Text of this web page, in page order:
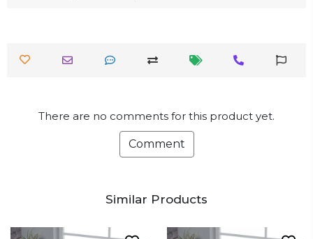
There are no comments for this product yet.
Comment
Similar Products